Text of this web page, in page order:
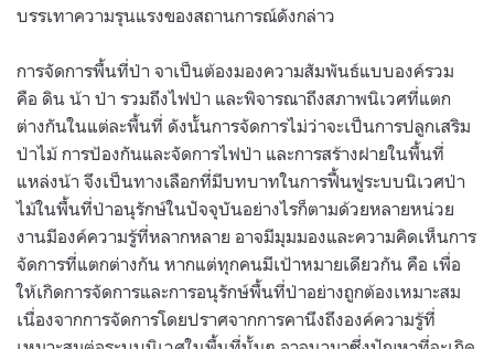
บรรเทาความรุนแรงของสถานการณ์ดังกล่าว
การจัดการพื้นที่ป่า จาเป็นต้องมองความสัมพันธ์แบบองค์รวม
คือ ดิน น้า ป่า รวมถึงไฟป่า และพิจารณาถึงสภาพนิเวศที่แตก
ต่างกันในแต่ละพื้นที่ ดังนั้นการจัดการไม่ว่าจะเป็นการปลูกเสริม
ป่าไม้ การป้องกันและจัดการไฟป่า และการสร้างฝายในพื้นที่
แหล่งน้า จึงเป็นทางเลือกที่มีบทบาทในการฟื้นฟูระบบนิเวศป่า
ไม้ในพื้นที่ป่าอนุรักษ์ในปัจจุบันอย่างไรก็ตามด้วยหลายหน่วย
งานมีองค์ความรู้ที่หลากหลาย อาจมีมุมมองและความคิดเห็นการ
จัดการที่แตกต่างกัน หากแต่ทุกคนมีเป้าหมายเดียวกัน คือ เพื่อ
ให้เกิดการจัดการและการอนุรักษ์พื้นที่ป่าอย่างถูกต้องเหมาะสม
เนื่องจากการจัดการโดยปราศจากการคานึงถึงองค์ความรู้ที่